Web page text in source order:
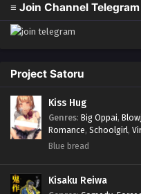
≡ Join Channel Telegram
Project Satoru
Kiss Hug
Genres: Big Oppai,
Romance, Schoolgirl,
Blue bread
Kisaku Reiwa